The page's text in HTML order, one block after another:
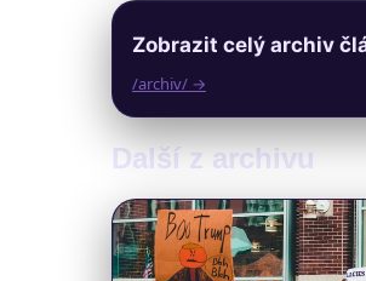
Zobrazit celý archiv
/archiv/ →
Další z archivu